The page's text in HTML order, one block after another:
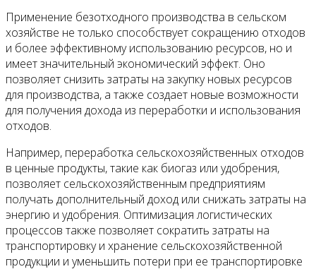
Применение безотходного производства в сельском
хозяйстве не только способствует сокращению отходов
и более эффективному использованию ресурсов, но и
имеет значительный экономический эффект. Оно
позволяет снизить затраты на закупку новых ресурсов
для производства, а также создает новые возможности
для получения дохода из переработки и использования
отходов.
Например, переработка сельскохозяйственных отходов
в ценные продукты, такие как биогаз или удобрения,
позволяет сельскохозяйственным предприятиям
получать дополнительный доход или снижать затраты на
энергию и удобрения. Оптимизация логистических
процессов также позволяет сократить затраты на
транспортировку и хранение сельскохозяйственной
продукции и уменьшить потери при ее транспортировке